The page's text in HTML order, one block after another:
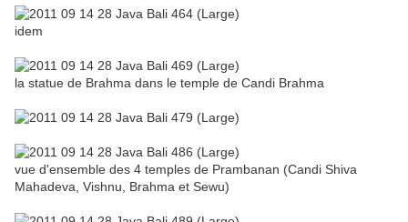
idem
la statue de Brahma dans le temple de Candi Brahma
vue d'ensemble des 4 temples de Prambanan (Candi Shiva
Mahadeva, Vishnu, Brahma et Sewu)